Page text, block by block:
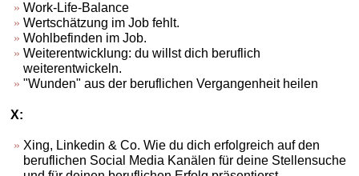
Work-Life-Balance
Wertschätzung im Job fehlt.
Wohlbefinden im Job.
Weiterentwicklung: du willst dich beruflich
weiterentwickeln.
"Wunden" aus der beruflichen Vergangenheit heilen
X:
Xing, Linkedin & Co. Wie du dich erfolgreich auf den
beruflichen Social Media Kanälen für deine Stellensuche